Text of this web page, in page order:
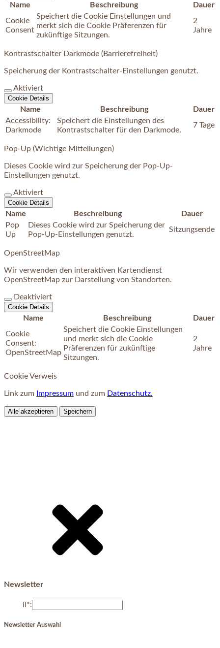
Name Beschreibung
Dauer
Cookie
Consent
Speichert die Cookie Einstellungen und
merkt sich die Cookie Präferenzen für
zukünftige Sitzungen.
2
Jahre
Kontrastschalter Darkmode (Barrierefreiheit)
Speicherung der Kontrastschalter-Einstellungen genutzt.
Aktiviert
Cookie Details
Name Beschreibung
Dauer
Accessibility:
Darkmode
Speichert die Einstellungen des
Kontrastschalter für den Darkmode.
7 Tage
Pop-Up (Wichtige Mitteilungen)
Dieses Cookie wird zur Speicherung der Pop-Up-
Einstellungen genutzt.
Aktiviert
Cookie Details
Name Beschreibung
Dauer
Pop
Up
Dieses Cookie wird zur Speicherung der
Pop-Up-Einstellungen genutzt.
Sitzungsende
OpenStreetMap
Wir verwenden den interaktiven Kartendienst
OpenStreetMap zur Darstellung von Standorten.
Deaktiviert
Cookie Details
Name Beschreibung
Dauer
Cookie
Consent:
OpenStreetMap
Speichert die Cookie Einstellungen
und merkt sich die Cookie
Präferenzen für zukünftige
Sitzungen.
2
Jahre
Cookie Verweis
Link zum Impressum und zum Datenschutz.
Alle akzeptieren Speichern
Newsletter
E-Mail*:
Newsletter Auswahl